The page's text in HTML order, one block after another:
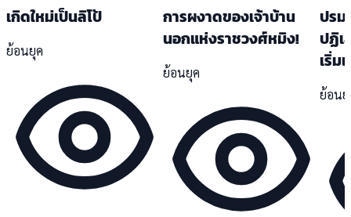
เกิดใหม่เป็นลิโป้
ย้อนยุค
การผงาดของเจ้าบ้าน
นอกแห่งราชวงศ์หมิง!
ย้อนยุค
ปรม
ปฏิเ
เริ่ม
ย้อน